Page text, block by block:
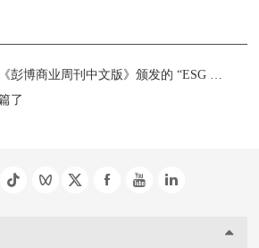
周刊中文版》颁发的 “ESG 领先企业大奖”及“ESG 领先项目奖”
了